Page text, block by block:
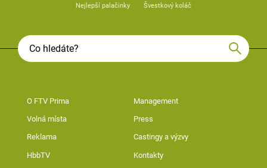
Nejlepší palačinky Švestkový koláč
O FTV Prima Management
Volná místa Press
Reklama Castingy a výzvy
HbbTV Kontakty